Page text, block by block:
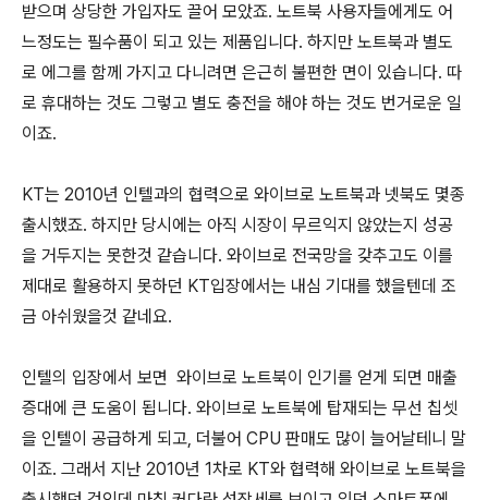
받으며 상당한 가입자도 끌어 모았죠. 노트북 사용자들에게도 어
느정도는 필수품이 되고 있는 제품입니다. 하지만 노트북과 별도
로 에그를 함께 가지고 다니려면 은근히 불편한 면이 있습니다. 따
로 휴대하는 것도 그렇고 별도 충전을 해야 하는 것도 번거로운 일
이죠.
KT는 2010년 인텔과의 협력으로 와이브로 노트북과 넷북도 몇종
출시했죠. 하지만 당시에는 아직 시장이 무르익지 않았는지 성공
을 거두지는 못한것 같습니다. 와이브로 전국망을 갖추고도 이를
제대로 활용하지 못하던 KT입장에서는 내심 기대를 했을텐데 조
금 아쉬웠을것 같네요.
인텔의 입장에서 보면 와이브로 노트북이 인기를 얻게 되면 매출
증대에 큰 도움이 됩니다. 와이브로 노트북에 탑재되는 무선 칩셋
을 인텔이 공급하게 되고, 더불어 CPU 판매도 많이 늘어날테니 말
이죠. 그래서 지난 2010년 1차로 KT와 협력해 와이브로 노트북을